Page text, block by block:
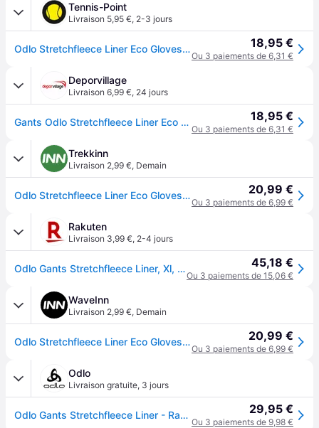
Tennis-Point
Livraison 5,95 €, 2-3 jours
Odlo Stretchfleece Liner Eco Gloves Gants De Running-Noir - noir - XXL 18,95 €
Ou 3 paiements de 6,31 €
Deporvillage
Livraison 6,99 €, 24 jours
Gants Odlo Stretchfleece Liner Eco noir - XL - Black 18,95 €
Ou 3 paiements de 6,31 €
Trekkinn
Livraison 2,99 €, Demain
Odlo Stretchfleece Liner Eco Gloves Noir 2XL 20,99 €
Ou 3 paiements de 6,99 €
Rakuten
Livraison 3,99 €, 2-4 jours
Odlo Gants Stretchfleece Liner, Xl, Black 45,18 €
Ou 3 paiements de 15,06 €
WaveInn
Livraison 2,99 €, Demain
Odlo Stretchfleece Liner Eco Gloves Noir XL 20,99 €
Ou 3 paiements de 6,99 €
Odlo
Livraison gratuite, 3 jours
Odlo Gants Stretchfleece Liner - Randonnée, Ski et snow - noir, L 29,95 €
Ou 3 paiements de 9,98 €